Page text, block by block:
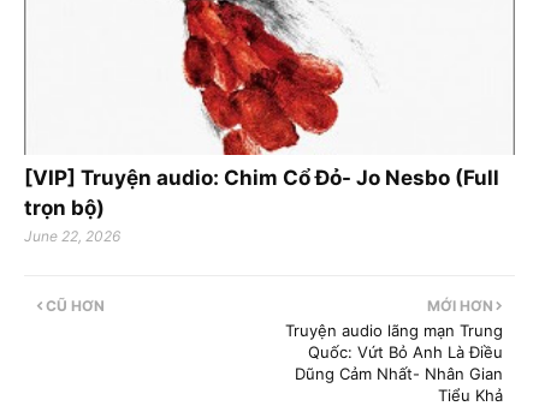
[VIP] Truyện audio: Chim Cổ Đỏ- Jo Nesbo (Full
trọn bộ)
June 22, 2026
MỚI HƠN
Truyện audio lãng mạn Trung
Quốc: Vứt Bỏ Anh Là Điều
Dũng Cảm Nhất- Nhân Gian
Tiểu Khả
CŨ HƠN